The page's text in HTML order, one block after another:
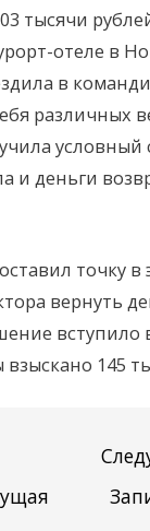
тысячи
отеле в
в
различных
условный
и деньги
точку в
вернуть
вступило
145